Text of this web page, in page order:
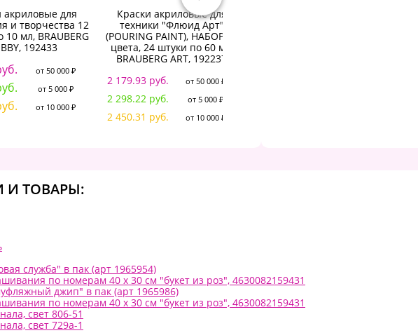
акриловые для
и творчества 12
10 мл, BRAUBERG
192433
от 50 000 ₽
от 5 000 ₽
от 10 000 ₽
Краски акриловые для
техники "Флюид Арт"
(POURING PAINT), НАБОР 22
цвета, 24 штуки по 60 мл,
BRAUBERG ART, 192237
2 179.93 руб.
от 50 000 ₽
2 298.22 руб. от 5 000 ₽
2 450.31 руб. от 10 000 ₽
И ТОВАРЫ:
служба" в пак (арт 1965954)
по номерам 40 х 30 см "букет из роз", 4630082159431
джип" в пак (арт 1965986)
по номерам 40 х 30 см "букет из роз", 4630082159431
свет 806-51
свет 729a-1